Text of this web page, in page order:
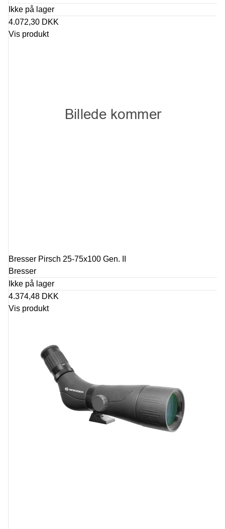
Ikke på lager
4.072,30 DKK
Vis produkt
Bresser Pirsch 25-75x100 Gen. II
Bresser
Ikke på lager
4.374,48 DKK
Vis produkt